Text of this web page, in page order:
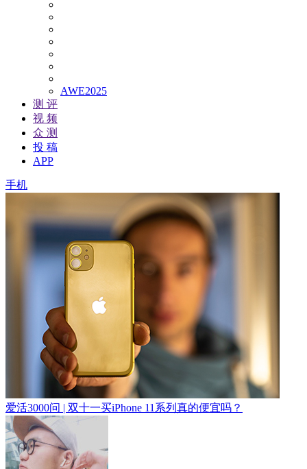
AWE2025
测 评
视 频
众 测
投 稿
APP
手机
爱活3000问 | 双十一买iPhone 11系列真的便宜吗？